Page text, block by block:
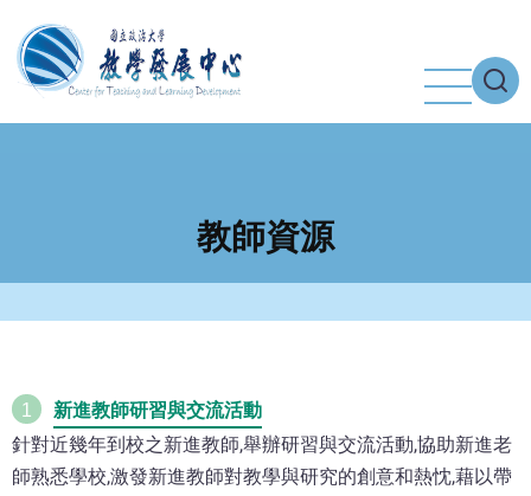
至
主
教師資源
1
新進教師研習與交流活動
針對近幾年到校之新進教師,舉辦研習與交流活動,協助新進老
師熟悉學校,激發新進教師對教學與研究的創意和熱忱,藉以帶